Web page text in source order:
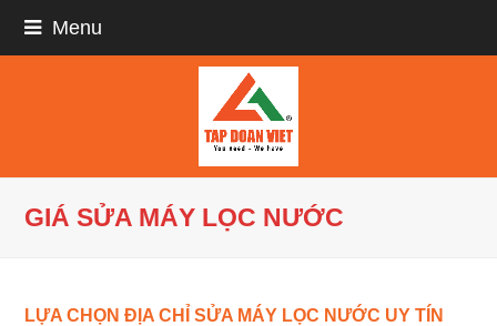
Menu
GIÁ SỬA MÁY LỌC NƯỚC
LỰA CHỌN ĐỊA CHỈ SỬA MÁY LỌC NƯỚC UY TÍN